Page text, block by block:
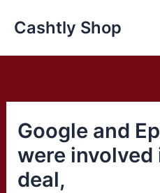
Cashtly Shop
Google and
were involved
deal,